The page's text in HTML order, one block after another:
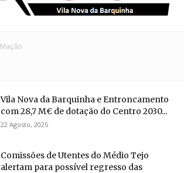
Mação
Vila Nova da Barquinha e Entroncamento
com 28,7 M€ de dotação do Centro 2030...
22 Agosto, 2025
Comissões de Utentes do Médio Tejo
alertam para possível regresso das